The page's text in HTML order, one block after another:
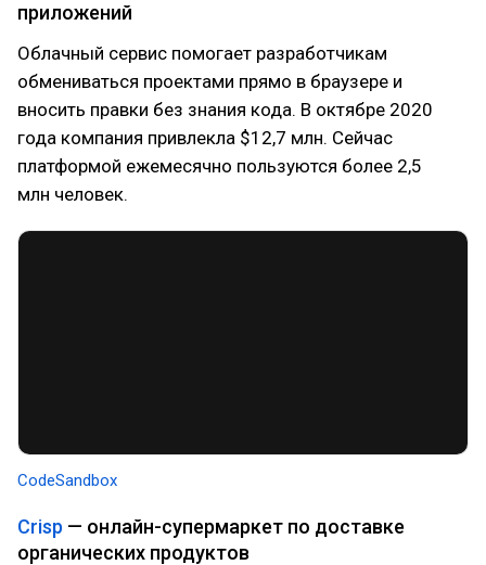
приложений
Облачный сервис помогает разработчикам
обмениваться проектами прямо в браузере и
вносить правки без знания кода. В октябре 2020
года компания привлекла $12,7 млн. Сейчас
платформой ежемесячно пользуются более 2,5
млн человек.
CodeSandbox
Crisp — онлайн-супермаркет по доставке
органических продуктов